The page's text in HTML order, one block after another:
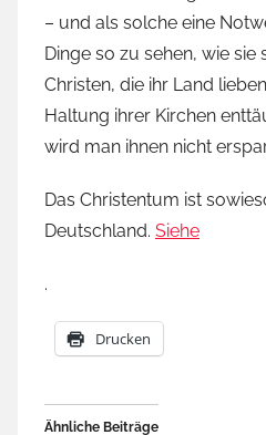
– und als solche eine
Dinge so zu sehen, wie sie
Christen, die ihr Land
Haltung ihrer Kirchen
wird man ihnen nicht
Das Christentum ist
Deutschland. Siehe
.
Drucken
Ähnliche Beiträge